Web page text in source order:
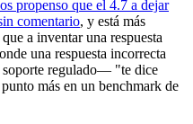
propenso que el 4.7 a dejar
comentario, y está más
a inventar una respuesta
una respuesta incorrecta
regulado— "te dice
más en un benchmark de